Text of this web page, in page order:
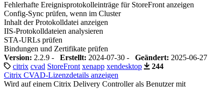
Fehlerhafte Ereignisprotokolleinträge für StoreFront anzeigen
Config-Sync prüfen, wenn im Cluster
Inhalt der Protokolldatei anzeigen
IIS-Protokolldateien analysieren
STA-URLs prüfen
Bindungen und Zertifikate prüfen
Version: 2.2.9 - Erstellt: 2024-07-30 - Geändert: 2025-06-27
citrix cvad StoreFront xenapp xendesktop
244
Citrix CVAD-Lizenzdetails anzeigen
Wird auf einem Citrix Delivery Controller als Benutzer mit